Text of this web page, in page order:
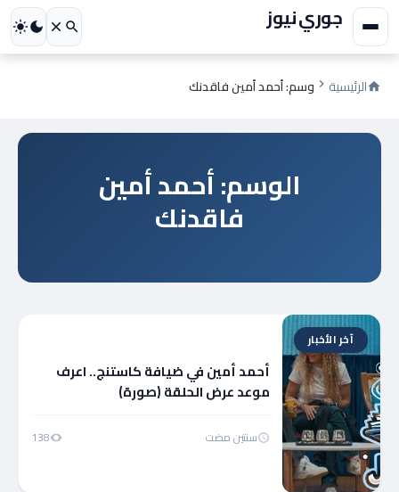
جوري نيوز
الرئيسية وسم: أحمد أمين فاقدنك
الوسم: أحمد أمين
فاقدنك
آخر الأخبار
أحمد أمين في ضيافة كاستنج.. اعرف
موعد عرض الحلقة (صورة)
سنتين مضت 138